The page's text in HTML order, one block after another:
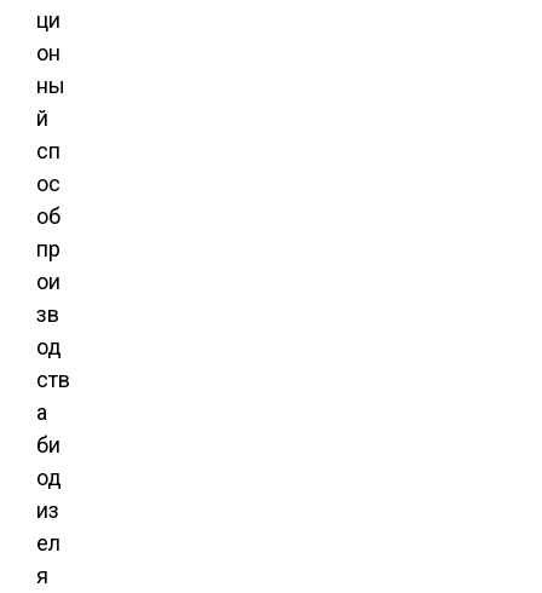
ци
он
ны
й
сп
ос
об
пр
ои
зв
од
ств
а
би
од
из
ел
я